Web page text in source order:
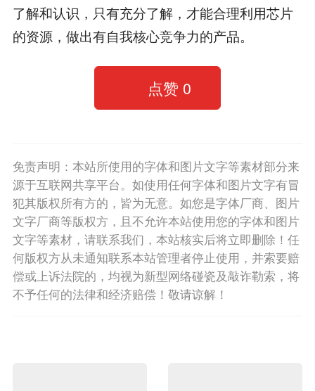
了解和认识，只有充分了解，才能合理利用芯片
的资源，做出有自我核心竞争力的产品。
点赞 0
免责声明：本站所使用的字体和图片文字等素材部分来
源于互联网共享平台。如使用任何字体和图片文字有冒
犯其版权所有方的，皆为无意。如您是字体厂商、图片
文字厂商等版权方，且不允许本站使用您的字体和图片
文字等素材，请联系我们，本站核实后将立即删除！任
何版权方从未通知联系本站管理者停止使用，并索要赔
偿或上诉法院的，均视为新型网络碰瓷及敲诈勒索，将
不予任何的法律和经济赔偿！敬请谅解！